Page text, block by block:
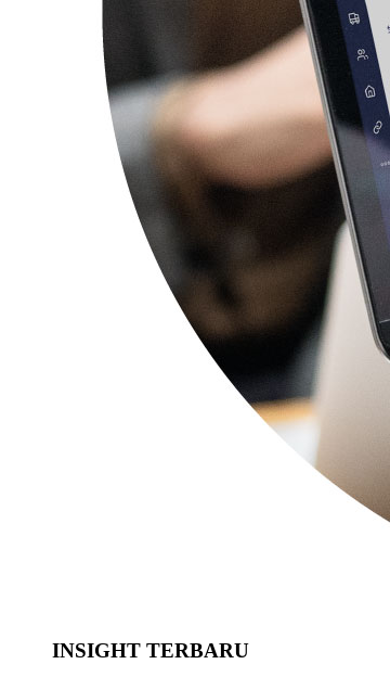
INSIGHT TERBARU